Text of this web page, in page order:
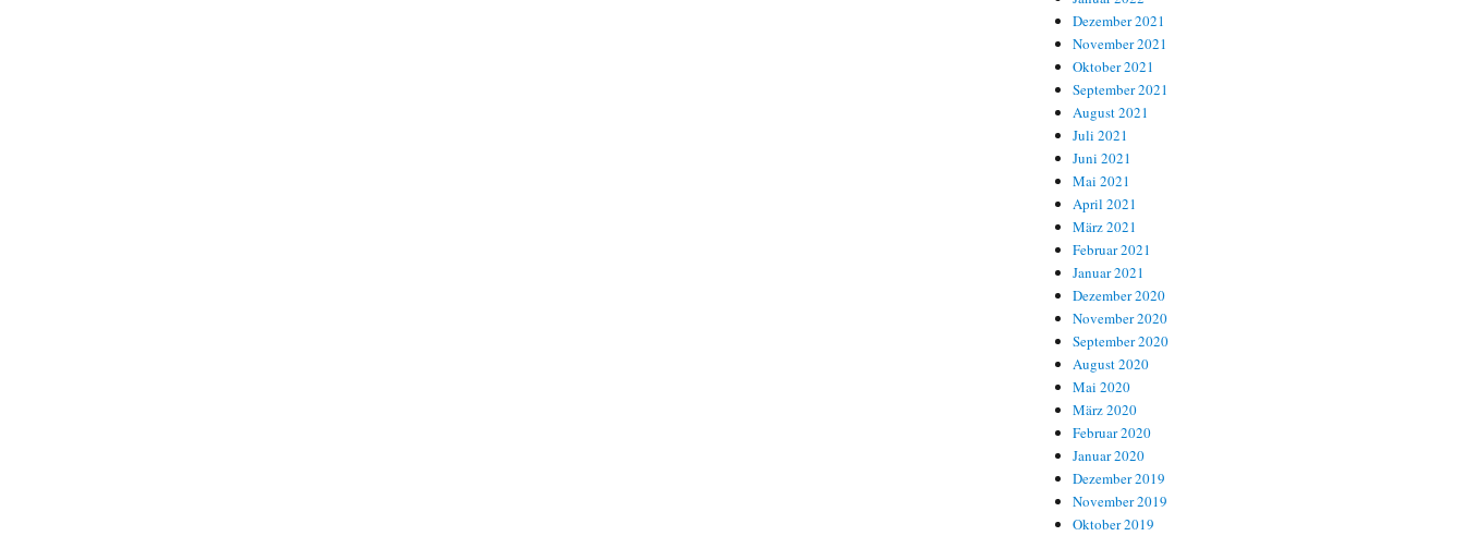
Dezember 2021
November 2021
Oktober 2021
September 2021
August 2021
Juli 2021
Juni 2021
Mai 2021
April 2021
März 2021
Februar 2021
Januar 2021
Dezember 2020
November 2020
September 2020
August 2020
Mai 2020
März 2020
Februar 2020
Januar 2020
Dezember 2019
November 2019
Oktober 2019